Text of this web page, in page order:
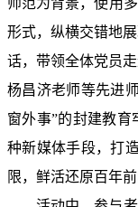
形式，纵横交错地
话，带领全体党员
杨昌济老师等先进
窗外事”的封建教
种新媒体手段，打
限，鲜活还原百年前